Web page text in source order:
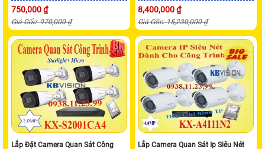
750,000 ₫
Giá Gốc: 970,000 ₫
8,400,000 ₫
Giá Gốc: 15,230,000 ₫
Lắp Đặt Camera Quan Sát Công
Lắp Camera Quan Sát Ip Siêu Nét